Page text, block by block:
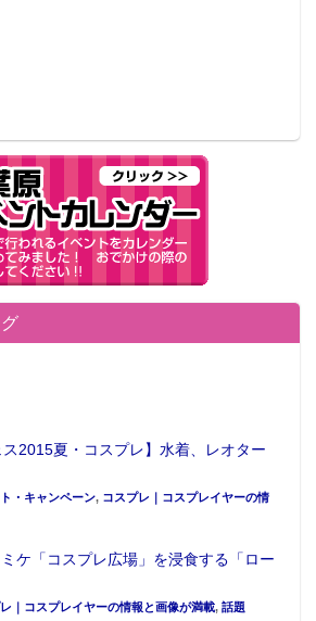
ス2015夏・コスプレ】水着、レオター
・キャンペーン, コスプレ｜コスプレイヤーの情
ミケ「コスプレ広場」を浸食する「ロー
｜コスプレイヤーの情報と画像が満載, 話題